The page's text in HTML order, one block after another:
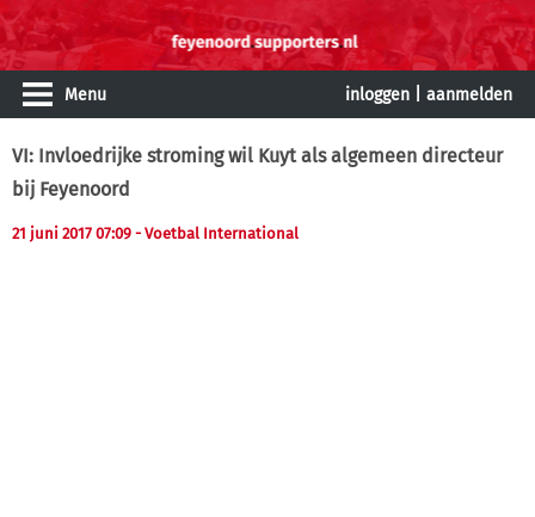
Menu inloggen aanmelden
VI: Invloedrijke stroming wil Kuyt als algemeen directeur
bij Feyenoord
21 juni 2017 07:09 - Voetbal International